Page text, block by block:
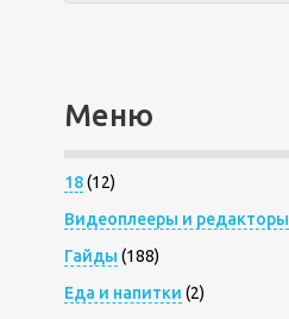
Меню
18(12)
Видеоплееры и редакторы
Гайды (188)
Еда и напитки (2)